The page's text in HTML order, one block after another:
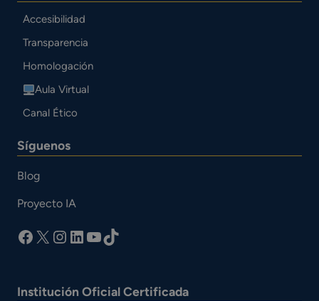
Accesibilidad
Transparencia
Homologación
Aula Virtual
Canal Ético
Síguenos
Blog
Proyecto IA
facebook
X Instagram
LinkedIn
YouTube
TikTok
Institución Oficial Certificada